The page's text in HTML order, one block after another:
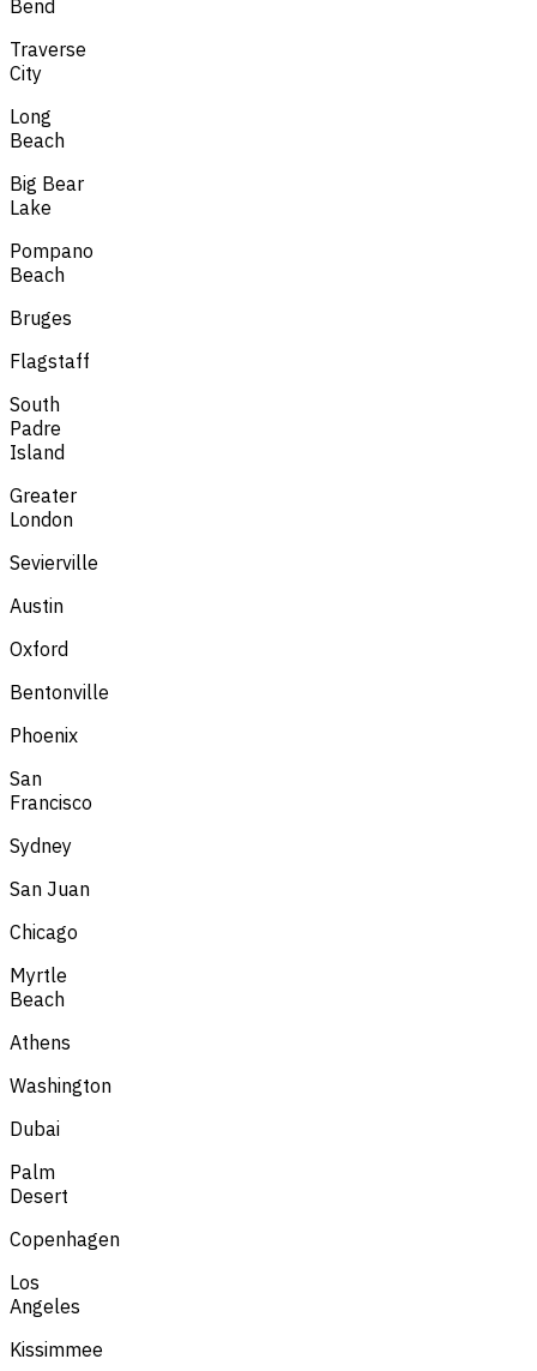
Bend
Traverse
City
Long
Beach
Big Bear
Lake
Pompano
Beach
Bruges
Flagstaff
South
Padre
Island
Greater
London
Sevierville
Austin
Oxford
Bentonville
Phoenix
San
Francisco
Sydney
San Juan
Chicago
Myrtle
Beach
Athens
Washington
Dubai
Palm
Desert
Copenhagen
Los
Angeles
Kissimmee